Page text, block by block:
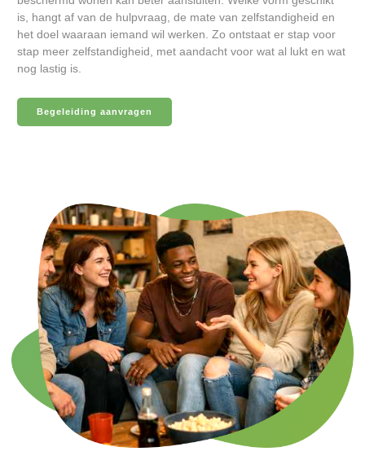
is, hangt af van de hulpvraag, de mate van zelfstandigheid en
het doel waaraan iemand wil werken. Zo ontstaat er stap voor
stap meer zelfstandigheid, met aandacht voor wat al lukt en wat
nog lastig is.
Begeleiding aanvragen